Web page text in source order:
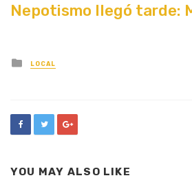
Nepotismo llegó tarde:
Posted
in
LOCAL
YOU MAY ALSO LIKE